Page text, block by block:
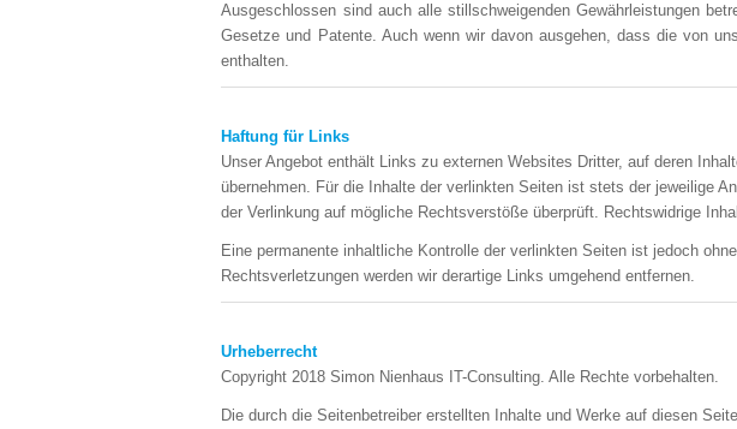
Ausgeschlossen sind auch alle stillschweigenden Gewährleistungen
Gesetze und Patente. Auch wenn wir davon ausgehen, dass die von
enthalten.
Haftung für Links
Unser Angebot enthält Links zu externen Websites Dritter, auf deren
übernehmen. Für die Inhalte der verlinkten Seiten ist stets der jeweilige
der Verlinkung auf mögliche Rechtsverstöße überprüft. Rechtswidrige
Eine permanente inhaltliche Kontrolle der verlinkten Seiten ist jedoch
Rechtsverletzungen werden wir derartige Links umgehend entfernen.
Urheberrecht
Copyright 2018 Simon Nienhaus IT-Consulting. Alle Rechte vorbehalten.
Die durch die Seitenbetreiber erstellten Inhalte und Werke auf diesen